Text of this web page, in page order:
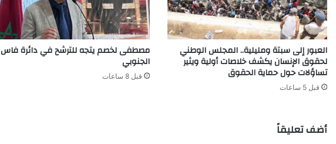
العبور إلى سبتة ومليلية.. المجلس الوطني
لحقوق الإنسان يكشف خلاصات أولية ويثير
تساؤلات حول حماية الحقوق
قبل 5 ساعات
مصطفى لخصم يتجه للترشح في دائرة فاس
الجنوبي
قبل 8 ساعات
أضف تعليقاً